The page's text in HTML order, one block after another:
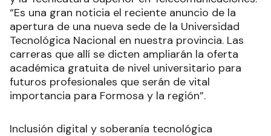
“Es una gran noticia el reciente anuncio de la
apertura de una nueva sede de la Universidad
Tecnológica Nacional en nuestra provincia. Las
carreras que allí se dicten ampliarán la oferta
académica gratuita de nivel universitario para
futuros profesionales que serán de vital
importancia para Formosa y la región”.
Inclusión digital y soberanía tecnológica